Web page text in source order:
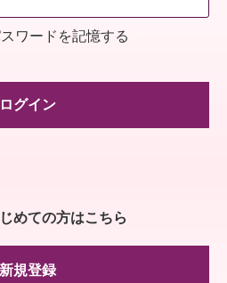
ワードを記憶する
ログイン
めての方はこちら
新規登録